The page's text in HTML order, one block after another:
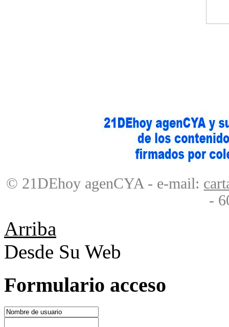
© 21DEhoy agenCYA - e-mail:
-
Arriba
Desde Su Web
Formulario acceso